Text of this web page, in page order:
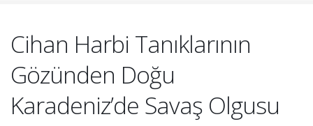
Cihan Harbi Tanıklarının
Gözünden Doğu
Karadeniz’de Savaş Olgusu